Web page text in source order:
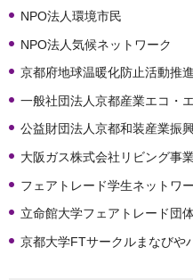
NPO法人環境市民
NPO法人気候ネットワーク
京都府地球温暖化防止活動推
一般社団法人京都産業エコ・
公益財団法人京都和装産業振
大阪ガス株式会社リビング事
フェアトレード学生ネットワ
立命館大学フェアトレード団
京都大学FTサークルまなびや